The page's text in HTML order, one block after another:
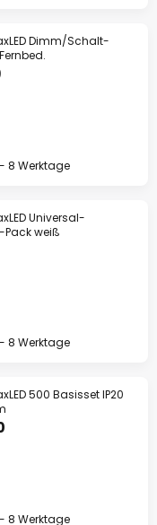
Dimm/Schalt-
8 Werktage
Universal-
Pack weiß
8 Werktage
500 Basisset IP20
8 Werktage